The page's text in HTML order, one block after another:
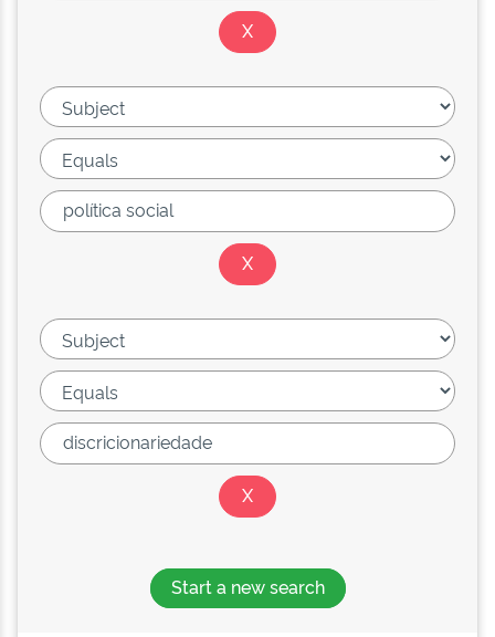
Start a new search